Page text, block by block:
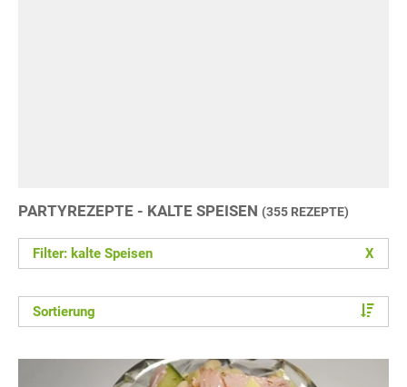
PARTYREZEPTE - KALTE SPEISEN (355 REZEPTE)
Filter: kalte Speisen X
Sortierung